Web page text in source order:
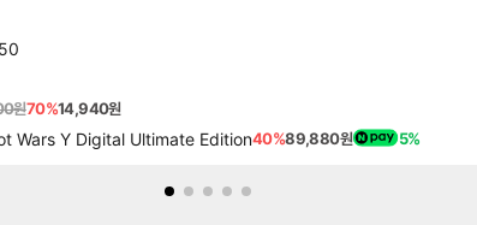
원70%14,940원
Wars Y Digital Ultimate Edition40%89,880원 5%